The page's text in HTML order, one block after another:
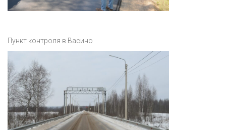
Пункт контроля в Васино